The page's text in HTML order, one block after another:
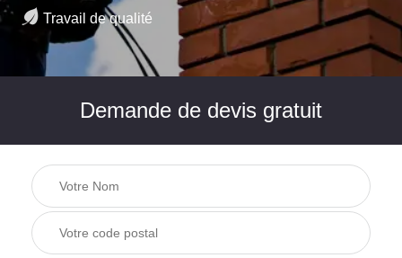
Travail de qualité
Demande de devis gratuit